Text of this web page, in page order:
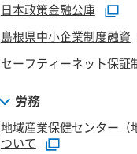
日本政策金融公庫
島根県中小企業制度融資
セーフティーネット保証
労務
地域産業保健センター（
ついて